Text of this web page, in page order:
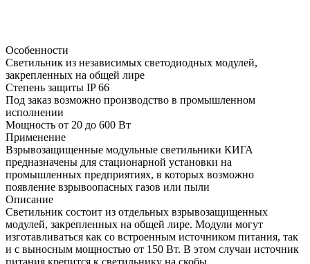
Особенности
Светильник из независимых светодиодных модулей,
закрепленных на общей лире
Степень защиты IP 66
Под заказ возможно производство в промышленном
исполнении
Мощность от 20 до 600 Вт
Применение
Взрывозащищенные модульные светильники КИГА
предназначены для стационарной установки на
промышленных предприятиях, в которых возможно
появление взрывоопасных газов или пыли
Описание
Светильник состоит из отдельных взрывозащищенных
модулей, закрепленных на общей лире. Модули могут
изготавливаться как со встроенным источником питания, так
и с выносным мощностью от 150 Вт. В этом случаи источник